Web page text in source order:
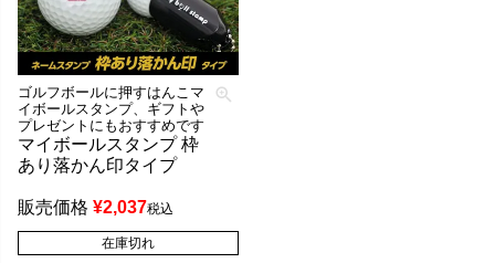
ゴルフボールに押すはんこマ
イボールスタンプ、ギフトや
プレゼントにもおすすめです
マイボールスタンプ 枠
あり落かん印タイプ
販売価格 ¥2,037税込
在庫切れ